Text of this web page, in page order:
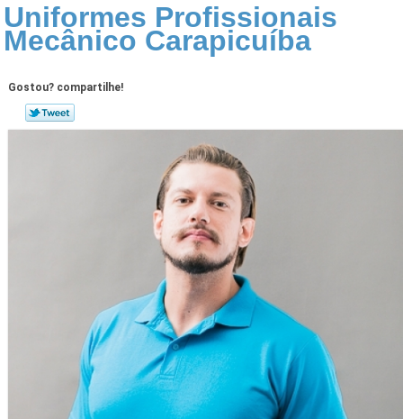
Uniformes Profissionais
Mecânico Carapicuíba
Gostou? compartilhe!